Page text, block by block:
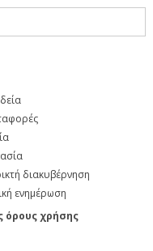
διακυβέρνηση
ενημέρωση
όρους χρήσης